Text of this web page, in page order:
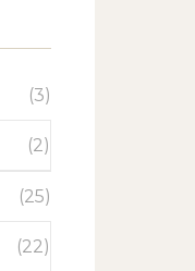
(3)
(2)
(25)
(22)